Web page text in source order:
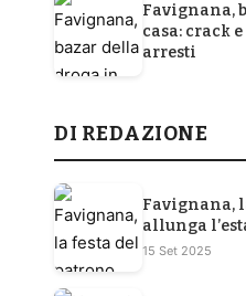
Favignana,
casa: crack
arresti
DI REDAZIONE
Favignana,
allunga
15 Set 2025